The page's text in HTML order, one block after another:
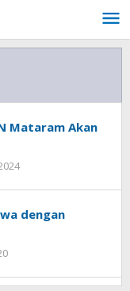
Mataram Akan
dengan
Ro'yuna